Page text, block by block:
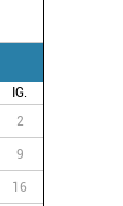
IG.
2
9
16